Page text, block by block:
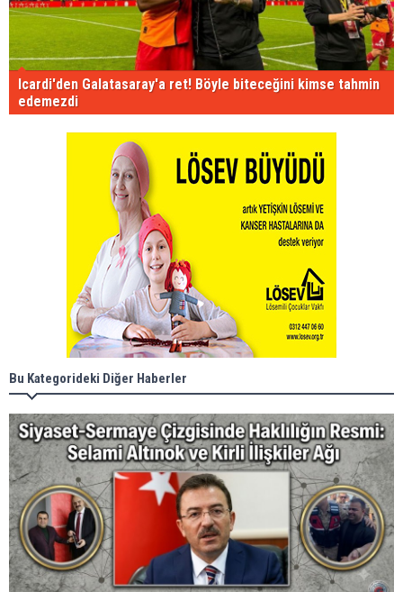
Icardi'den Galatasaray'a ret! Böyle biteceğini kimse tahmin
edemezdi
Bu Kategorideki Diğer Haberler